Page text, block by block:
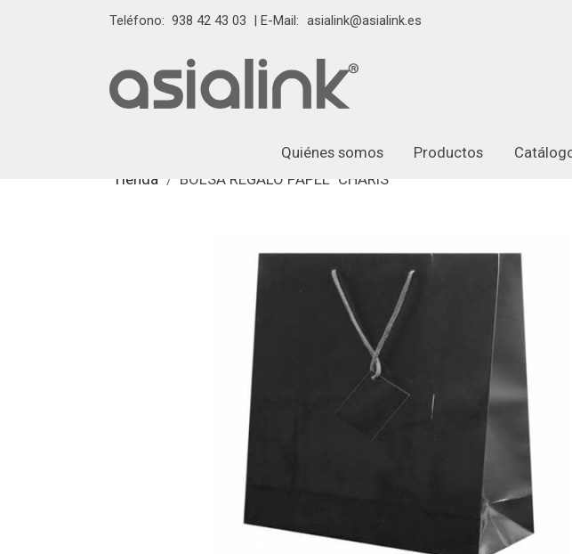
Teléfono: 938 42 43 03 | E-Mail: asialink@asialink.es
Quiénes somos Productos
Tienda
BOLSA REGALO PAPEL "CHARIS"